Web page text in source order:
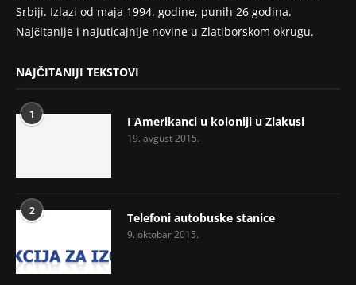
Srbiji. Izlazi od maja 1994. godine, punih 26 godina.
Najčitanije i najuticajnije novine u Zlatiborskom okrugu.
NAJČITANIJI TEKSTOVI
1 I Amerikanci u koloniji u Zlakusi
19. avgust 2015.
2 Telefoni autobuske stanice
9. oktobar 2015.